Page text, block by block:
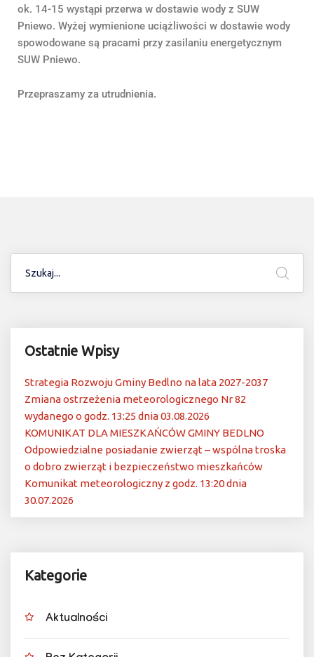
ok. 14-15 wystąpi przerwa w dostawie wody z SUW
Pniewo. Wyżej wymienione uciążliwości w dostawie wody
spowodowane są pracami przy zasilaniu energetycznym
SUW Pniewo.
Przepraszamy za utrudnienia.
Ostatnie Wpisy
Strategia Rozwoju Gminy Bedlno na lata 2027-2037
Zmiana ostrzeżenia meteorologicznego Nr 82
wydanego o godz. 13:25 dnia 03.08.2026
KOMUNIKAT DLA MIESZKAŃCÓW GMINY BEDLNO
Odpowiedzialne posiadanie zwierząt – wspólna troska
o dobro zwierząt i bezpieczeństwo mieszkańców
Komunikat meteorologiczny z godz. 13:20 dnia
30.07.2026
Kategorie
Aktualności